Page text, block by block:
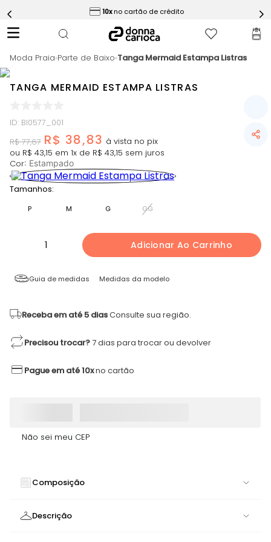
10x no cartão de crédito
Moda Praia Parte de Baixo Tanga Mermaid Estampa Listras
TANGA MERMAID ESTAMPA LISTRAS
ID: BI0577_001
R$ 77,67 R$ 38,83
ou R$ 43,15 em 1x de R$ 43,15 sem juros
Cor: Estampado
Tamanhos:
P M G GG
1 Adicionar Ao Carrinho
Guia de medidas Medidas da modelo
Receba em até 5 diasConsulte sua região.
Precisou trocar?7 dias para trocar ou devolver
Pague em até 10xno cartão
Não sei meu CEP
Composição
Descrição
Epic Vermelho
7º Conjunto
10ºUltimate Rosa